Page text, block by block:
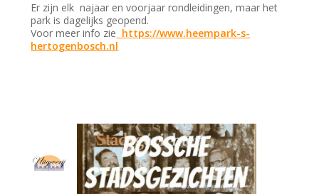
Er zijn elk najaar en voorjaar rondleidingen, maar het
park is dagelijks geopend.
Voor meer info zie https://www.heempark-s-
hertogenbosch.nl